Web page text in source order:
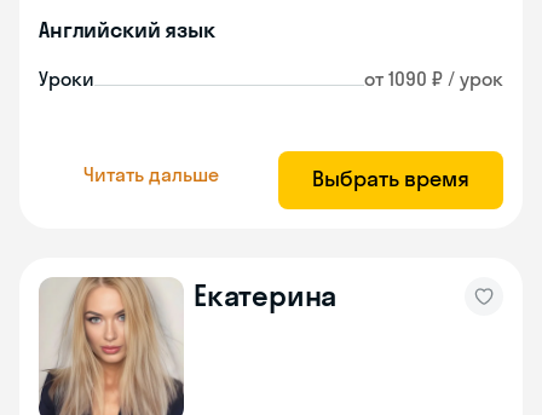
Английский язык
Уроки от 1090 ₽ / урок
Читать дальше Выбрать время
Екатерина